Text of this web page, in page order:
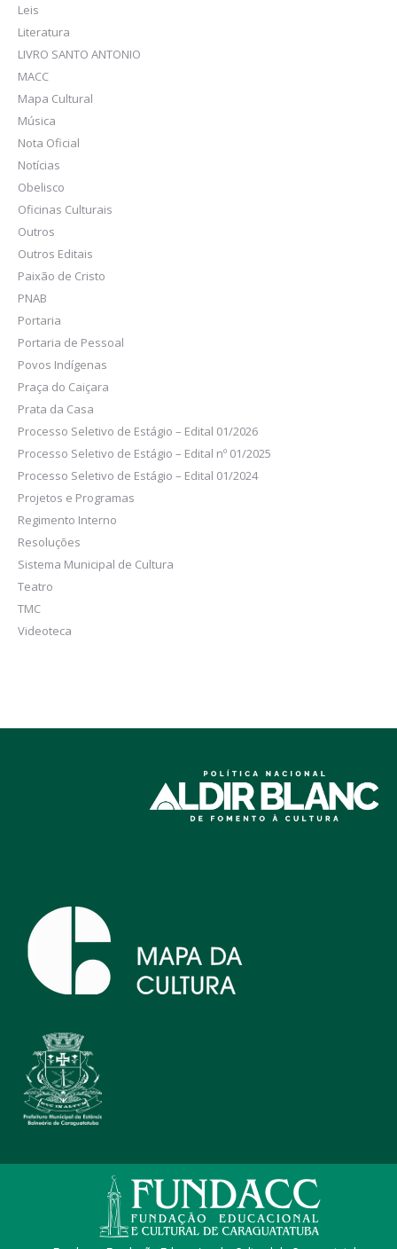
Leis
Literatura
LIVRO SANTO ANTONIO
MACC
Mapa Cultural
Música
Nota Oficial
Notícias
Obelisco
Oficinas Culturais
Outros
Outros Editais
Paixão de Cristo
PNAB
Portaria
Portaria de Pessoal
Povos Indígenas
Praça do Caiçara
Prata da Casa
Processo Seletivo de Estágio – Edital 01/2026
Processo Seletivo de Estágio – Edital nº 01/2025
Processo Seletivo de Estágio – Edital 01/2024
Projetos e Programas
Regimento Interno
Resoluções
Sistema Municipal de Cultura
Teatro
TMC
Videoteca